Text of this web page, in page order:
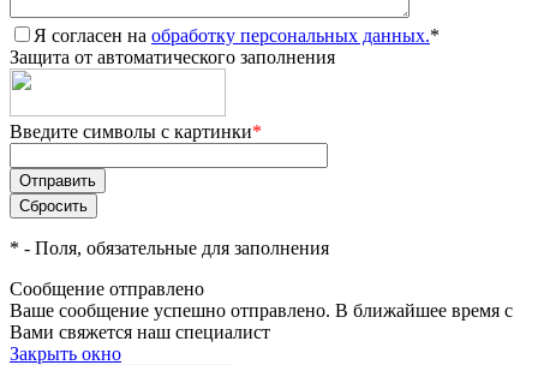
Я согласен на обработку персональных данных.*
Защита от автоматического заполнения
Введите символы с картинки*
* - Поля, обязательные для заполнения
Сообщение отправлено
Ваше сообщение успешно отправлено. В ближайшее время с
Вами свяжется наш специалист
Закрыть окно